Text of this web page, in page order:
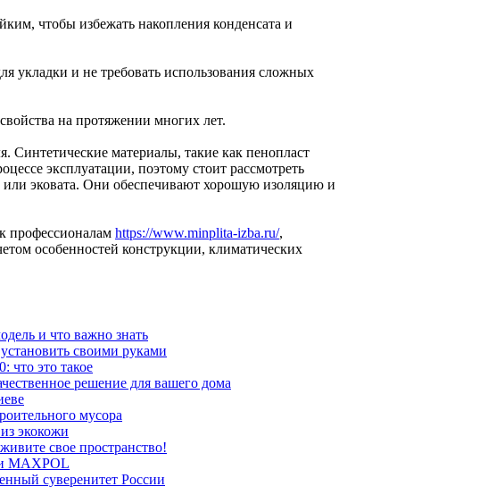
чтобы избежать накопления конденсата и
укладки и не требовать использования сложных
на протяжении многих лет.
Синтетические материалы, такие как пенопласт
эксплуатации, поэтому стоит рассмотреть
или эковата. Они обеспечивают хорошую изоляцию и
профессионалам https://www.minplita-izba.ru/,
особенностей конструкции, климатических
и что важно знать
своими руками
что это такое
решение для вашего дома
мусора
экокожи
свое пространство!
MAXPOL
суверенитет России